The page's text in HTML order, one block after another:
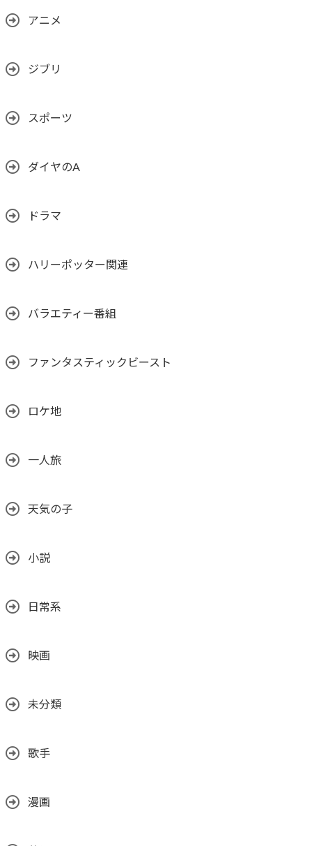
アニメ
ジブリ
スポーツ
ダイヤのA
ドラマ
ハリーポッター関連
バラエティー番組
ファンタスティックビースト
ロケ地
一人旅
天気の子
小説
日常系
映画
未分類
歌手
漫画